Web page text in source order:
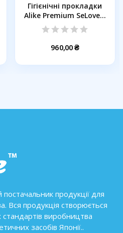
Гігієнічні прокладки
Alike Premium SeLove...
960,00 ₴
постачальник продукції для
Вся продукція створюється
виробництва
засобів Японії..